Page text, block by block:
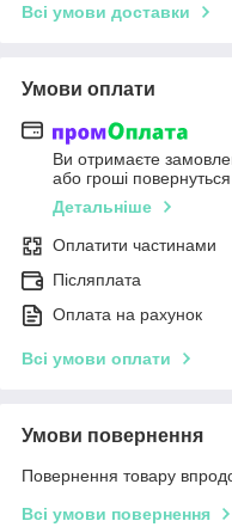
Всі умови доставки
Умови оплати
Ви отримаєте
або гроші
Детальніше
Оплатити частинами
Післяплата
Оплата на рахунок
Всі умови оплати
Умови повернення
Повернення товару
Всі умови повернення